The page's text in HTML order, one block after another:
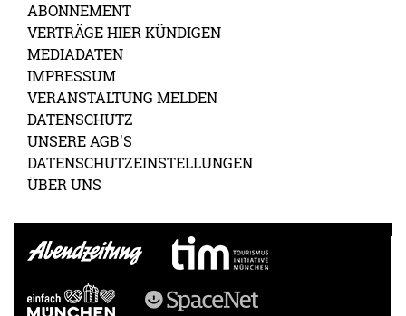
ABONNEMENT
VERTRÄGE HIER KÜNDIGEN
MEDIADATEN
IMPRESSUM
VERANSTALTUNG MELDEN
DATENSCHUTZ
UNSERE AGB'S
DATENSCHUTZEINSTELLUNGEN
ÜBER UNS